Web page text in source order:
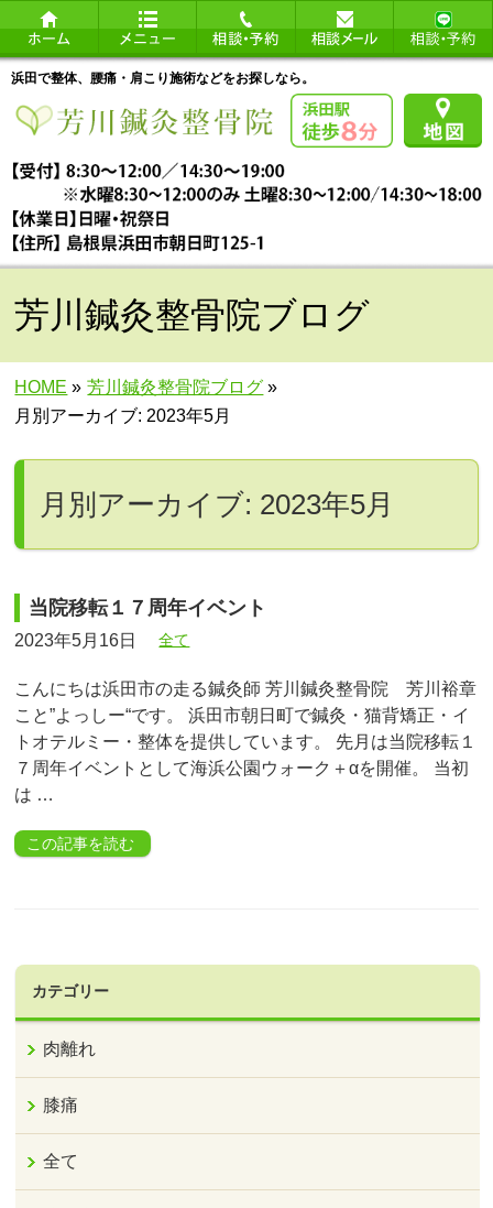
浜田で整体、腰痛・肩こり施術などをお探しなら。
芳川鍼灸整骨院ブログ
HOME » 芳川鍼灸整骨院ブログ »
月別アーカイブ: 2023年5月
月別アーカイブ: 2023年5月
当院移転１７周年イベント
2023年5月16日 全て
こんにちは浜田市の走る鍼灸師 芳川鍼灸整骨院 芳川裕章
こと”よっしー“です。 浜田市朝日町で鍼灸・猫背矯正・イ
トオテルミー・整体を提供しています。 先月は当院移転１
７周年イベントとして海浜公園ウォーク＋αを開催。 当初
は …
この記事を読む
カテゴリー
肉離れ
膝痛
全て